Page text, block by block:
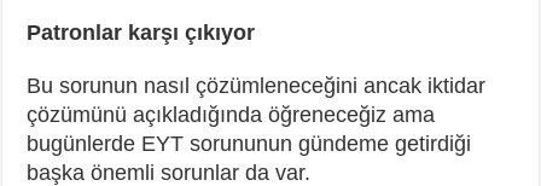
Patronlar karşı çıkıyor
Bu sorunun nasıl çözümleneceğini ancak iktidar
çözümünü açıkladığında öğreneceğiz ama
bugünlerde EYT sorununun gündeme getirdiği
başka önemli sorunlar da var.